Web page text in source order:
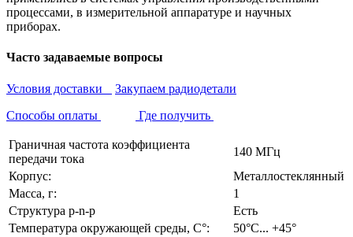
процессами, в измерительной аппаратуре и научных
приборах.
Часто задаваемые вопросы
Условия доставки
Закупаем радиодетали
Способы оплаты
Где получить
Граничная частота коэффициента
передачи тока
140 МГц
Корпус:
Металлостеклянный
Масса, г:
1
Структура p-n-p
Есть
Температура окружающей среды, С°:
50°С... +45°